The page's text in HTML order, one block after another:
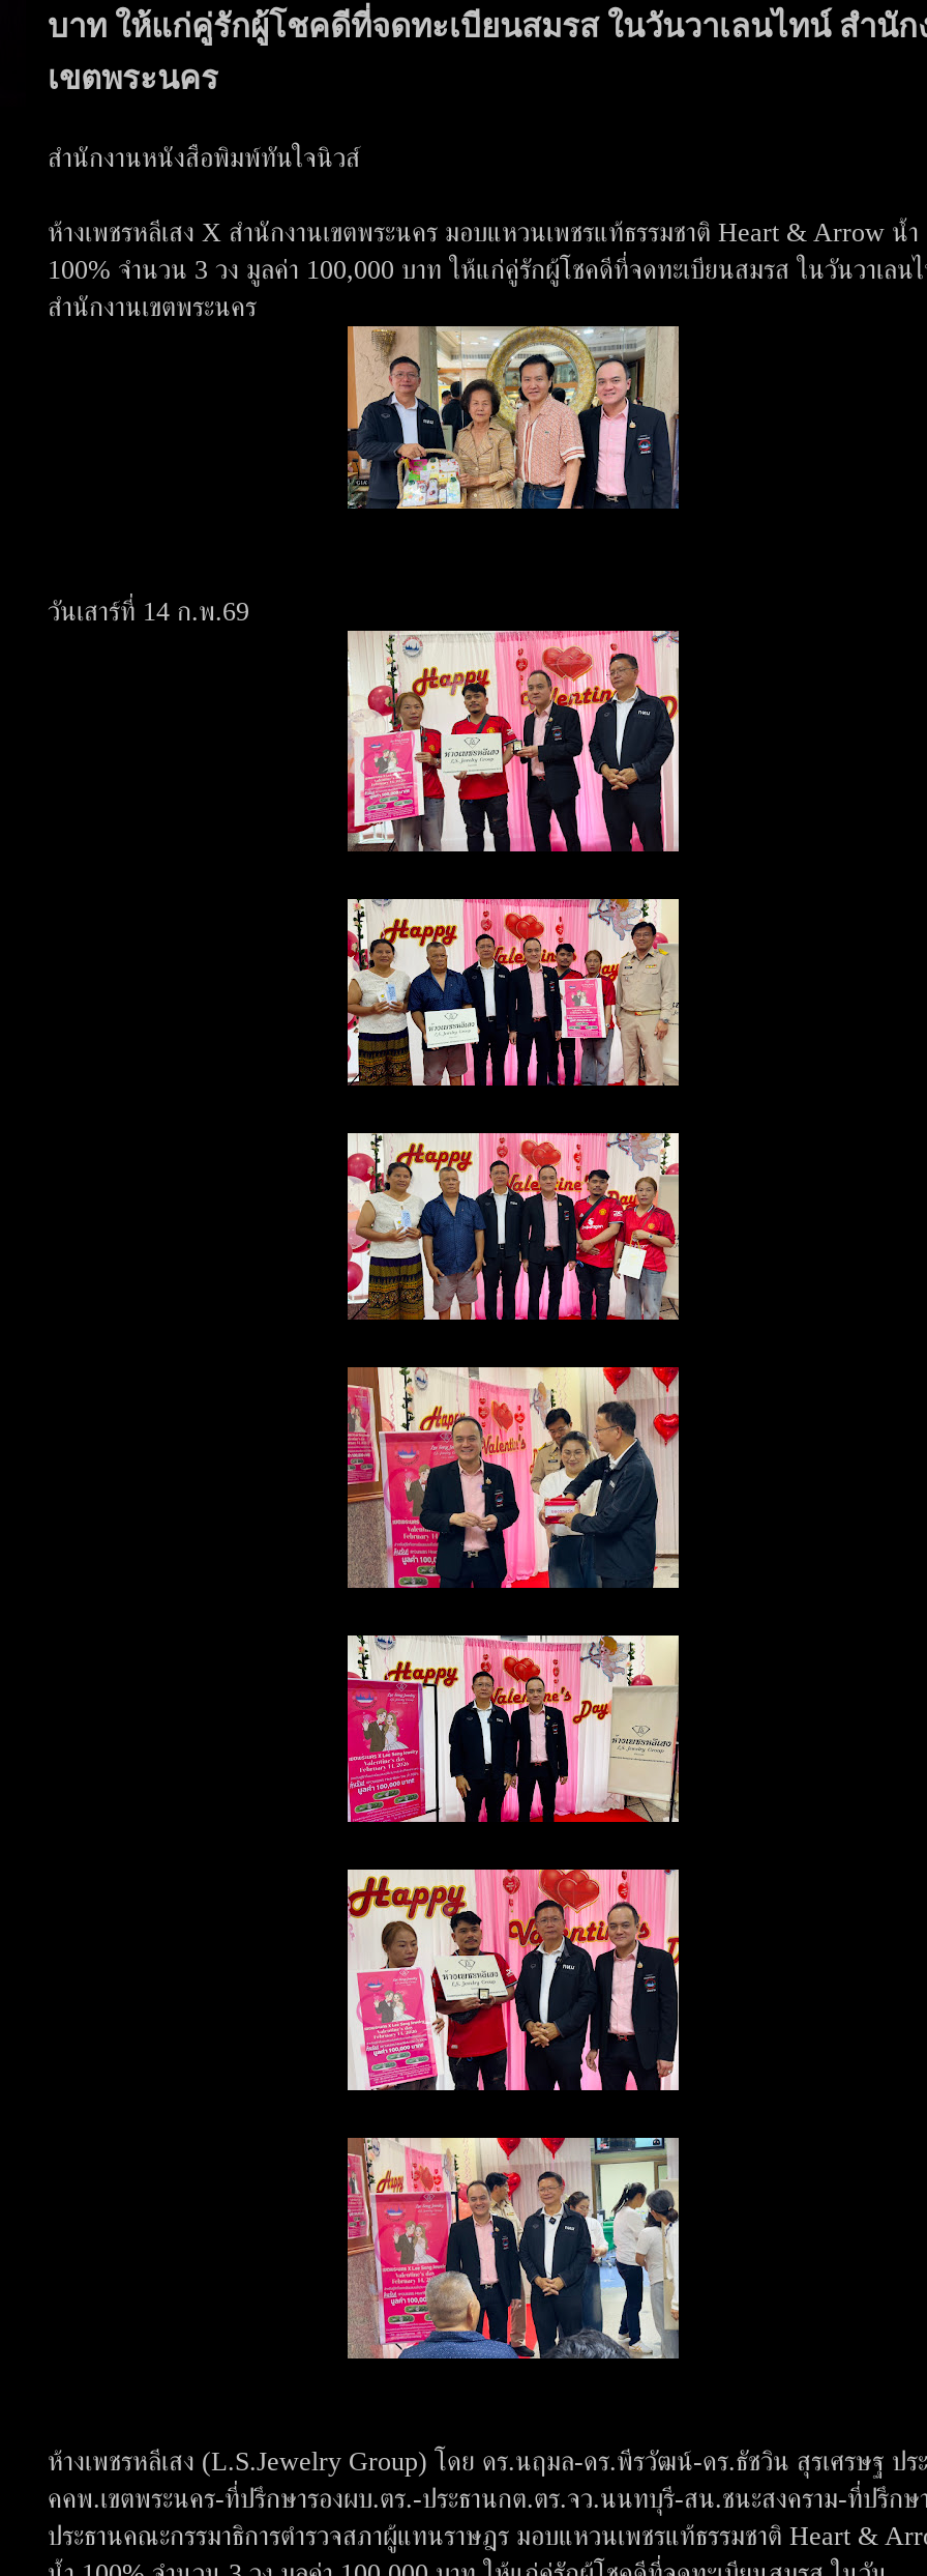
บาท ให้แก่คู่รักผู้โชคดีที่จดทะเบียนสมรส ในวันวาเลนไทน์ สำนัก
เขตพระนคร
สำนักงานหนังสือพิมพ์ทันใจนิวส์
ห้างเพชรหลีเสง X สำนักงานเขตพระนคร มอบแหวนเพชรแท้ธรรมชาติ Heart & Arrow น้ำ
100% จำนวน 3 วง มูลค่า 100,000 บาท ให้แก่คู่รักผู้โชคดีที่จดทะเบียนสมรส ในวันวาเลน
สำนักงานเขตพระนคร
วันเสาร์ที่ 14 ก.พ.69
ห้างเพชรหลีเสง (L.S.Jewelry Group) โดย ดร.นฤมล-ดร.พีรวัฒน์-ดร.ธัชวิน สุรเศรษฐ ปร
คคพ.เขตพระนคร-ที่ปรึกษารองผบ.ตร.-ประธานกต.ตร.จว.นนทบุรี-สน.ชนะสงคราม-ที่ปรึกษ
ประธานคณะกรรมาธิการตำรวจสภาผู้แทนราษฎร มอบแหวนเพชรแท้ธรรมชาติ Heart &